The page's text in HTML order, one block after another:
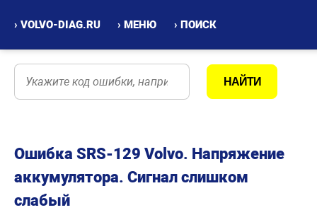
› VOLVO-DIAG.RU › МЕНЮ › ПОИСК
Ошибка SRS-129 Volvo. Напряжение
аккумулятора. Сигнал слишком
слабый